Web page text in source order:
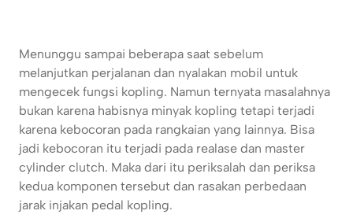
Menunggu sampai beberapa saat sebelum
melanjutkan perjalanan dan nyalakan mobil untuk
mengecek fungsi kopling. Namun ternyata masalahnya
bukan karena habisnya minyak kopling tetapi terjadi
karena kebocoran pada rangkaian yang lainnya. Bisa
jadi kebocoran itu terjadi pada realase dan master
cylinder clutch. Maka dari itu periksalah dan periksa
kedua komponen tersebut dan rasakan perbedaan
jarak injakan pedal kopling.